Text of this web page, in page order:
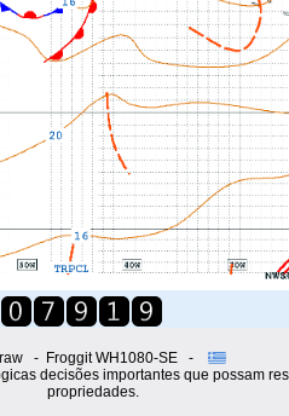
- Froggit WH1080-SE -
decisões importantes que possam
propriedades.